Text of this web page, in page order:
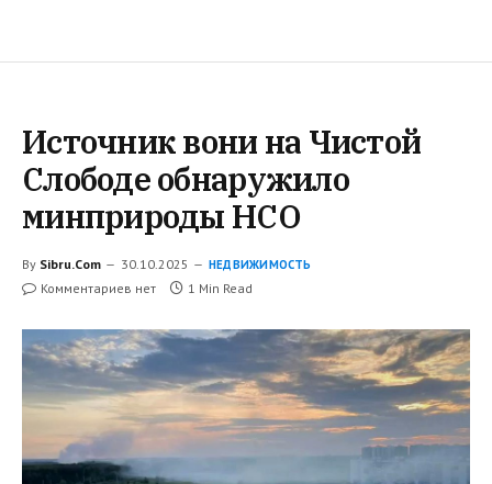
Источник вони на Чистой
Слободе обнаружило
минприроды НСО
By Sibru.Com 30.10.2025 НЕДВИЖИМОСТЬ
Комментариев нет 1 Min Read